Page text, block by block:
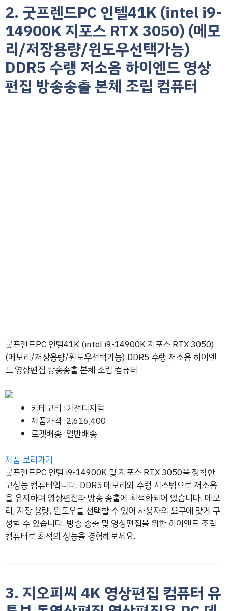
2. 굿프렌드PC 인텔41K (intel i9-
14900K 지포스 RTX 3050) (메모
리/저장용량/윈도우선택가능)
DDR5 수랭 저소음 하이엔드 영상
편집 방송송출 본체 조립 컴퓨터
굿프렌드PC 인텔41K (intel i9-14900K 지포스 RTX 3050)
(메모리/저장용량/윈도우선택가능) DDR5 수랭 저소음 하이엔
드 영상편집 방송송출 본체 조립 컴퓨터
카테고리 :가전디지털
제품가격 :2,616,400
로켓배송 :일반배송
제품 보러가기
굿프렌드PC 인텔 i9-14900K 및 지포스 RTX 3050을 장착한
고성능 컴퓨터입니다. DDR5 메모리와 수랭 시스템으로 저소음
을 유지하며 영상편집과 방송 송출에 최적화되어 있습니다. 메모
리, 저장 용량, 윈도우를 선택할 수 있어 사용자의 요구에 맞게 구
성할 수 있습니다. 방송 송출 및 영상편집을 위한 하이엔드 조립
컴퓨터로 최적의 성능을 경험해보세요.
3. 지오피씨 4K 영상편집 컴퓨터 유